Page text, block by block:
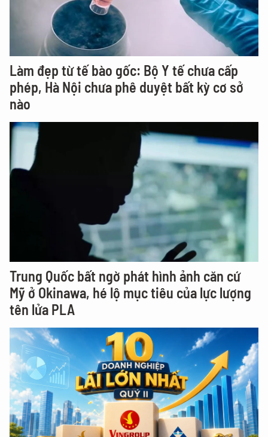
Làm đẹp từ tế bào gốc: Bộ Y tế chưa cấp
phép, Hà Nội chưa phê duyệt bất kỳ cơ sở
nào
Trung Quốc bất ngờ phát hình ảnh căn cứ
Mỹ ở Okinawa, hé lộ mục tiêu của lực lượng
tên lửa PLA